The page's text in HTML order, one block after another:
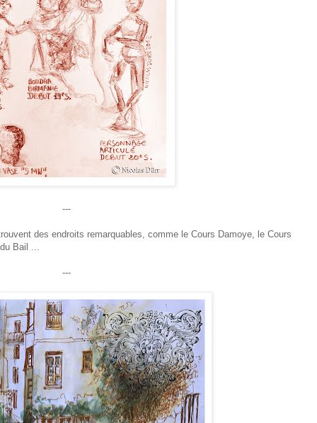
---
des endroits remarquables, comme le Cours Damoye, le Cours
Bail ...
---